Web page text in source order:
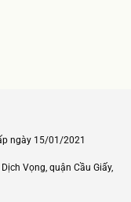
ngày 15/01/2021
Vọng, quận Cầu Giấy,